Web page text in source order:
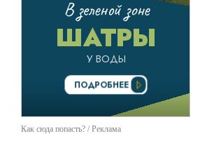
Как сюда попасть? / Реклама